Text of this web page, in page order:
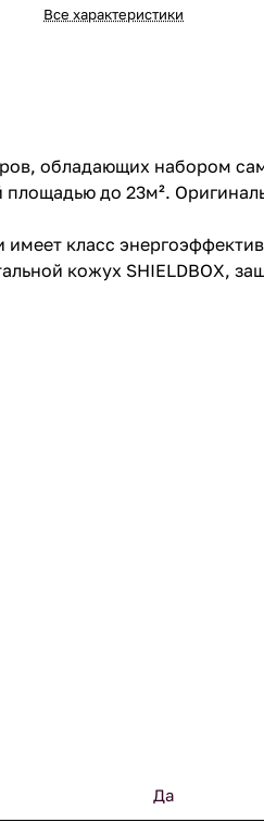
Все характеристики
обладающих набором
до 23м².
класс
кожух SHIELDBOX,
Да